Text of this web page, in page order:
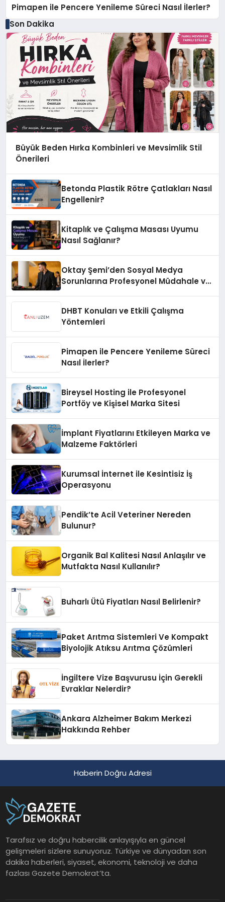
Pimapen ile Pencere Yenileme Süreci Nasıl İlerler?
Son Dakika
Büyük Beden Hırka Kombinleri ve Mevsimlik Stil
Önerileri
Betonda Plastik Rötre Çatlakları Nasıl
Engellenir?
Kitaplık ve Çalışma Masası Uyumu
Nasıl Sağlanır?
Oktay Şemi’den Sosyal Medya
Sorunlarına Profesyonel Müdahale ve
DHBT Konuları ve Etkili Çalışma
Yöntemleri
Pimapen ile Pencere Yenileme Süreci
Nasıl İlerler?
Bireysel Hosting ile Profesyonel
Portföy ve Kişisel Marka Sitesi
İmplant Fiyatlarını Etkileyen Marka ve
Malzeme Faktörleri
Kurumsal İnternet ile Kesintisiz İş
Operasyonu
Pendik’te Acil Veteriner Nereden
Bulunur?
Organik Bal Kalitesi Nasıl Anlaşılır ve
Mutfakta Nasıl Kullanılır?
Buharlı Ütü Fiyatları Nasıl Belirlenir?
Paket Arıtma Sistemleri Ve Kompakt
Biyolojik Atıksu Arıtma Çözümleri
İngiltere Vize Başvurusu İçin Gerekli
Evraklar Nelerdir?
Ankara Alzheimer Bakım Merkezi
Hakkında Rehber
Haberin Doğru Adresi
Tarafsız ve doğru habercilik anlayışıyla en güncel
gelişmeleri sizlere sunuyoruz. Türkiye ve dünyadan son
dakika haberleri, siyaset, ekonomi, teknoloji ve daha
fazlası Gazete Demokrat’ta.